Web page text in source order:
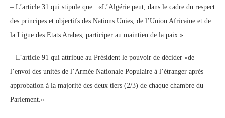
– L’article 31 qui stipule que : «L’Algérie peut, dans le cadre du respect
des principes et objectifs des Nations Unies, de l’Union Africaine et de
la Ligue des Etats Arabes, participer au maintien de la paix.»
– L’article 91 qui attribue au Président le pouvoir de décider «de
l’envoi des unités de l’Armée Nationale Populaire à l’étranger après
approbation à la majorité des deux tiers (2/3) de chaque chambre du
Parlement.»